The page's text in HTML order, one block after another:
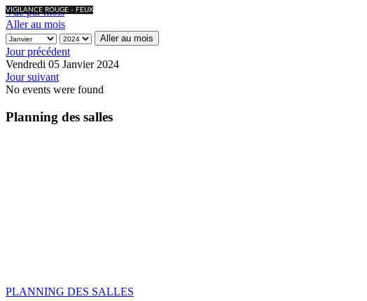
VIGILANCE ROUGE - FEUX
Vue par mois
Aller au mois
Aller au mois
Jour précédent
Vendredi 05 Janvier 2024
Jour suivant
No events were found
Planning des salles
PLANNING DES SALLES